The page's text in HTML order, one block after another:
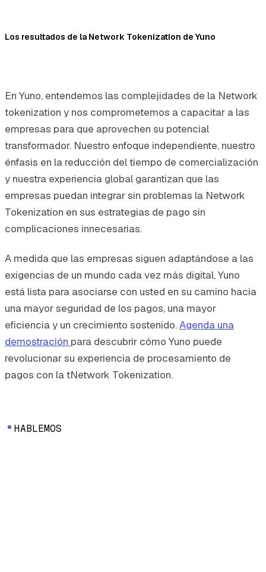
Los resultados de la Network Tokenization de Yuno
En Yuno, entendemos las complejidades de la Network
tokenization y nos comprometemos a capacitar a las
empresas para que aprovechen su potencial
transformador. Nuestro enfoque independiente, nuestro
énfasis en la reducción del tiempo de comercialización
y nuestra experiencia global garantizan que las
empresas puedan integrar sin problemas la Network
Tokenization en sus estrategias de pago sin
complicaciones innecesarias.
A medida que las empresas siguen adaptándose a las
exigencias de un mundo cada vez más digital, Yuno
está lista para asociarse con usted en su camino hacia
una mayor seguridad de los pagos, una mayor
eficiencia y un crecimiento sostenido.Agenda una
demostración para descubrir cómo Yuno puede
revolucionar su experiencia de procesamiento de
pagos con la tNetwork Tokenization.
HABLEMOS